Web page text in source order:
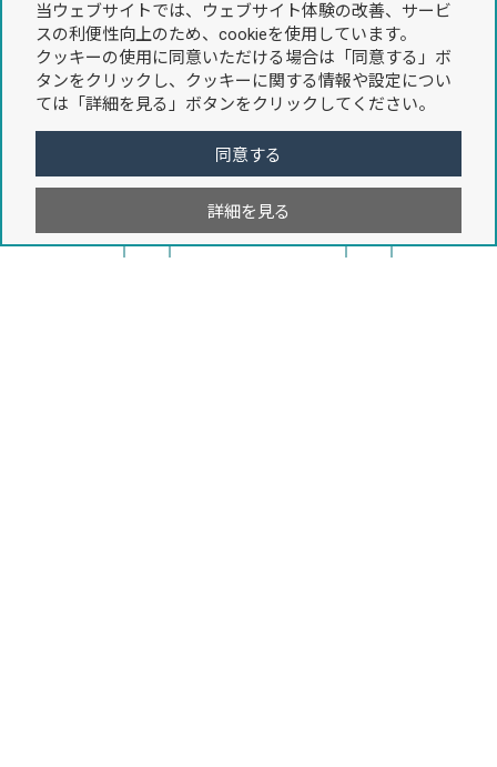
第62回日本腹部救急医学会総会
第27回日本検査血液学会学術集
会
チャンネル 一覧はこちら
当ウェブサイトでは、ウェブサイト体験の改善、サービ
スの利便性向上のため、cookieを使用しています。
クッキーの使用に同意いただける場合は「同意する」ボ
タンをクリックし、クッキーに関する情報や設定につい
ては「詳細を見る」ボタンをクリックしてください。
同意する
詳細を見る